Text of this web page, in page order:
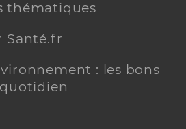
thématiques
Santé.fr
: les bons